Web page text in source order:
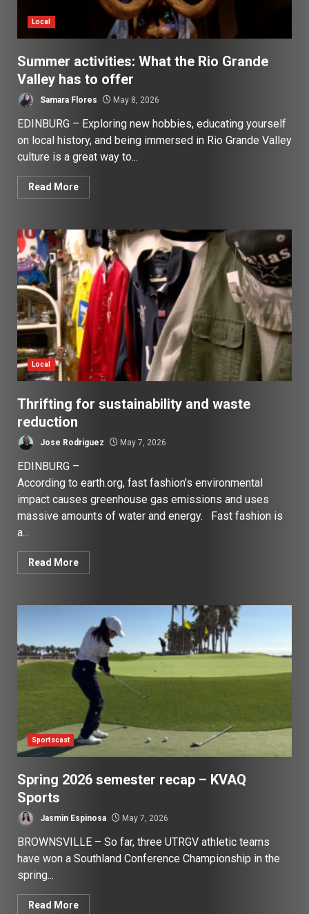
Local
Summer activities: What the Rio Grande
Valley has to offer
Samara Flores May 8, 2026
EDINBURG – Exploring new hobbies, educating yourself
on local history, and being immersed in Rio Grande Valley
culture is a great way to...
Read More
Local
Thrifting for sustainability and waste
reduction
Jose Rodriguez May 7, 2026
EDINBURG –
According to earth.org, fast fashion’s environmental
impact causes greenhouse gas emissions and uses
massive amounts of water and energy. Fast fashion is
a...
Read More
Sportscast
Spring 2026 semester recap – KVAQ
Sports
Jasmin Espinosa May 7, 2026
BROWNSVILLE – So far, three UTRGV athletic teams
have won a Southland Conference Championship in the
spring...
Read More